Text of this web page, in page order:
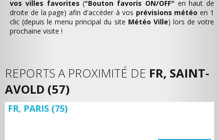
vos villes favorites ("Bouton favoris ON/OFF" en haut de
droite de la page) afin d'accéder à vos prévisions météo en 1
clic (depuis le menu principal du site Météo Ville) lors de votre
prochaine visite !
REPORTS A PROXIMITÉ DE FR, SAINT-
AVOLD (57)
FR, PARIS (75)